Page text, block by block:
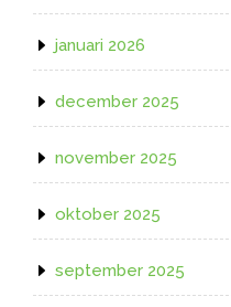
januari 2026
december 2025
november 2025
oktober 2025
september 2025